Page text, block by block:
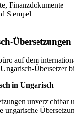
Finanzdokumente
Stempel
Übersetzungen
auf dem
Übersetzer
in Ungarisch